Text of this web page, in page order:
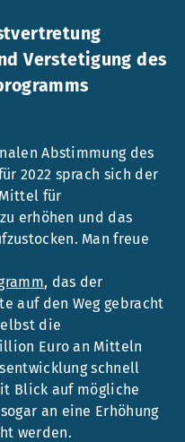
Verstetigung des
Abstimmung des
2022 sprach sich der
für
erhöhen und das
Man freue
, das der
auf den Weg gebracht
die
Euro an Mitteln
schnell
Blick auf mögliche
an eine Erhöhung
werden.